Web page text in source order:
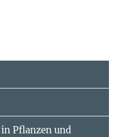
Pflanzen und